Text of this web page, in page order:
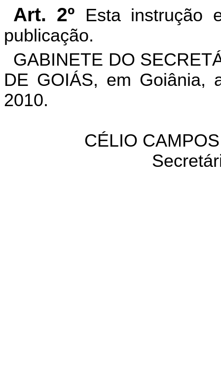
Art. 2º
Esta instrução
publicação.
GABINETE DO
DE GOIÁS, em
2010.
CÉLIO